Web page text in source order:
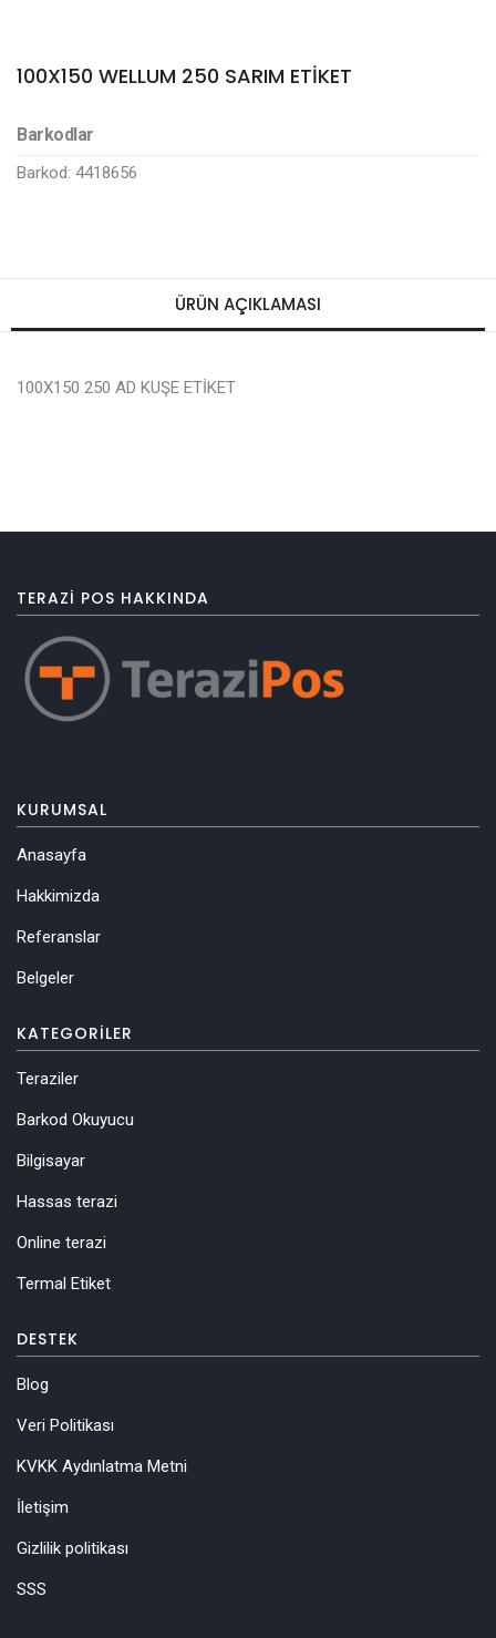
100X150 WELLUM 250 SARIM ETİKET
Barkodlar
Barkod: 4418656
ÜRÜN AÇIKLAMASI
100X150 250 AD KUŞE ETİKET
TERAZI POS HAKKINDA
KURUMSAL
Anasayfa
Hakkimizda
Referanslar
Belgeler
KATEGORILER
Teraziler
Barkod Okuyucu
Bilgisayar
Hassas terazi
Online terazi
Termal Etiket
DESTEK
Blog
Veri Politikası
KVKK Aydınlatma Metni
İletişim
Gizlilik politikası
SSS